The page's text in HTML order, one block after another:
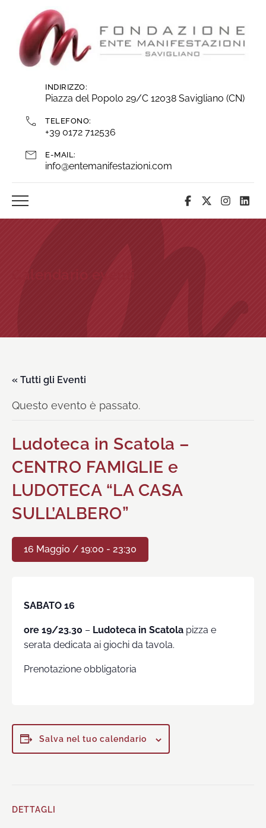
contenuti
INDIRIZZO:
Piazza del Popolo 29/C 12038 Savigliano (CN)
TELEFONO:
+39 0172 712536
E-MAIL:
info@entemanifestazioni.com
« Tutti gli Eventi
Questo evento è passato.
Ludoteca in Scatola –
CENTRO FAMIGLIE e
LUDOTECA “LA CASA
SULL’ALBERO”
16 Maggio / 19:00 - 23:30
SABATO 16
ore 19/23.30 – Ludoteca in Scatola pizza e
serata dedicata ai giochi da tavola.
Prenotazione obbligatoria
Salva nel tuo calendario
DETTAGLI